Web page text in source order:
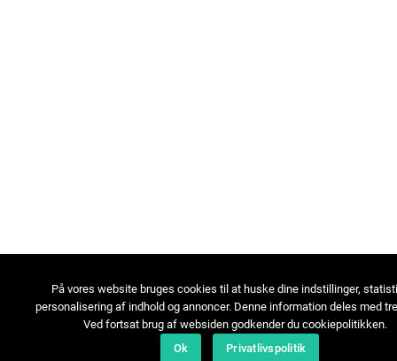
På vores website bruges cookies til at huske dine indstillinger,
personalisering af indhold og annoncer. Denne information deles med
Ved fortsat brug af websiden godkender du cookiepolitikken.
Ok
Privatlivspolitik